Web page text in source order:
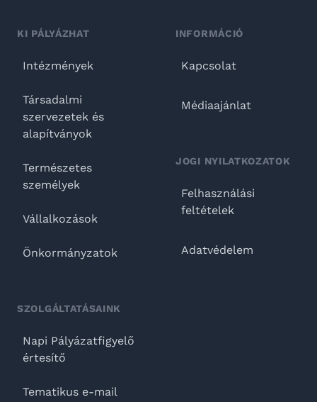
KI PÁLYÁZHAT
Intézmények
Társadalmi
szervezetek és
alapítványok
Természetes
személyek
Vállalkozások
Önkormányzatok
SZOLGÁLTATÁSAINK
Napi Pályázatfigyelő
értesítő
Tematikus e-mail
INFORMÁCIÓ
Kapcsolat
Médiaajánlat
JOGI NYILATKOZATOK
Felhasználási
feltételek
Adatvédelem